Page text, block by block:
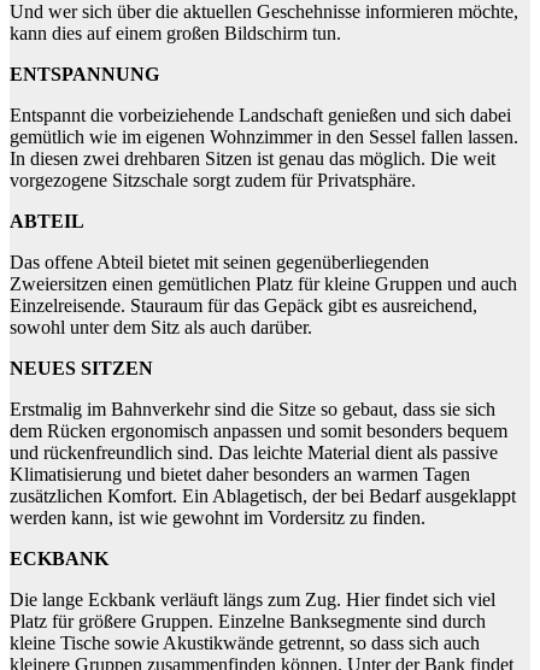
Und wer sich über die aktuellen Geschehnisse informieren möchte,
kann dies auf einem großen Bildschirm tun.
ENTSPANNUNG
Entspannt die vorbeiziehende Landschaft genießen und sich dabei
gemütlich wie im eigenen Wohnzimmer in den Sessel fallen lassen.
In diesen zwei drehbaren Sitzen ist genau das möglich. Die weit
vorgezogene Sitzschale sorgt zudem für Privatsphäre.
ABTEIL
Das offene Abteil bietet mit seinen gegenüberliegenden
Zweiersitzen einen gemütlichen Platz für kleine Gruppen und auch
Einzelreisende. Stauraum für das Gepäck gibt es ausreichend,
sowohl unter dem Sitz als auch darüber.
NEUES SITZEN
Erstmalig im Bahnverkehr sind die Sitze so gebaut, dass sie sich
dem Rücken ergonomisch anpassen und somit besonders bequem
und rückenfreundlich sind. Das leichte Material dient als passive
Klimatisierung und bietet daher besonders an warmen Tagen
zusätzlichen Komfort. Ein Ablagetisch, der bei Bedarf ausgeklappt
werden kann, ist wie gewohnt im Vordersitz zu finden.
ECKBANK
Die lange Eckbank verläuft längs zum Zug. Hier findet sich viel
Platz für größere Gruppen. Einzelne Banksegmente sind durch
kleine Tische sowie Akustikwände getrennt, so dass sich auch
kleinere Gruppen zusammenfinden können. Unter der Bank findet